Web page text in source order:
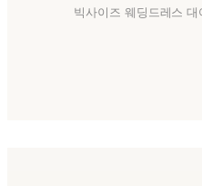
빅사이즈 웨딩드레스